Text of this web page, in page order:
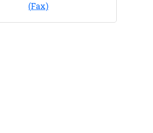
(Fax)